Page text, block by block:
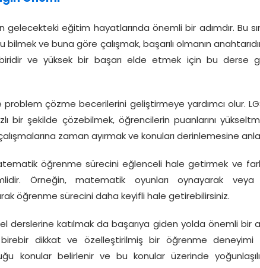
gelecekteki eğitim hayatlarında önemli bir adımdır. Bu
ve buna göre çalışmak, başarılı olmanın
biridir ve yüksek bir başarı elde etmek için bu derse
çözme becerilerini geliştirmeye yardımcı olur.
bir şekilde çözebilmek, öğrencilerin puanlarını
zaman ayırmak ve konuları derinlemesine
öğrenme sürecini eğlenceli hale getirmek ve
Örneğin, matematik oyunları oynayarak
öğrenme sürecini daha keyifli hale getirebilirsiniz.
derslerine katılmak da başarıya giden yolda önemli bir
dikkat ve özelleştirilmiş bir öğrenme deneyimi
konular belirlenir ve bu konular üzerinde